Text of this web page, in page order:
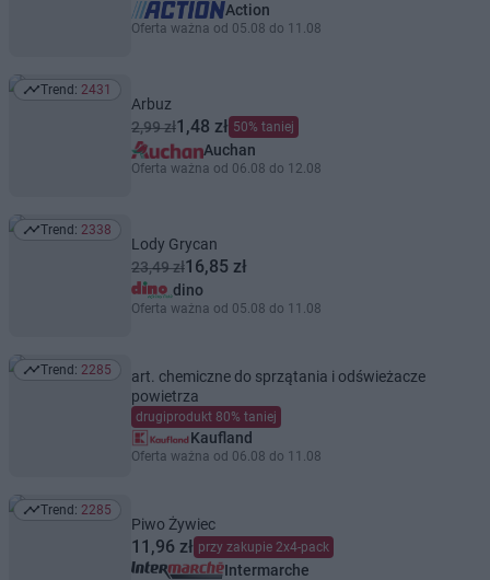
Action
Oferta ważna od 05.08 do 11.08
Trend: 2431
Trend: 2431
Arbuz
2,99 zł1,48 zł 50% taniej
Auchan
Oferta ważna od 06.08 do 12.08
Trend: 2338
Trend: 2338
Lody Grycan
23,49 zł16,85 zł
dino
Oferta ważna od 05.08 do 11.08
Trend: 2285
Trend: 2285
art. chemiczne do sprzątania i odświeżacze
powietrza
drugiprodukt 80% taniej
Kaufland
Oferta ważna od 06.08 do 11.08
Trend: 2285
Trend: 2285
Piwo Żywiec
11,96 zł przy zakupie 2x4-pack
Intermarche